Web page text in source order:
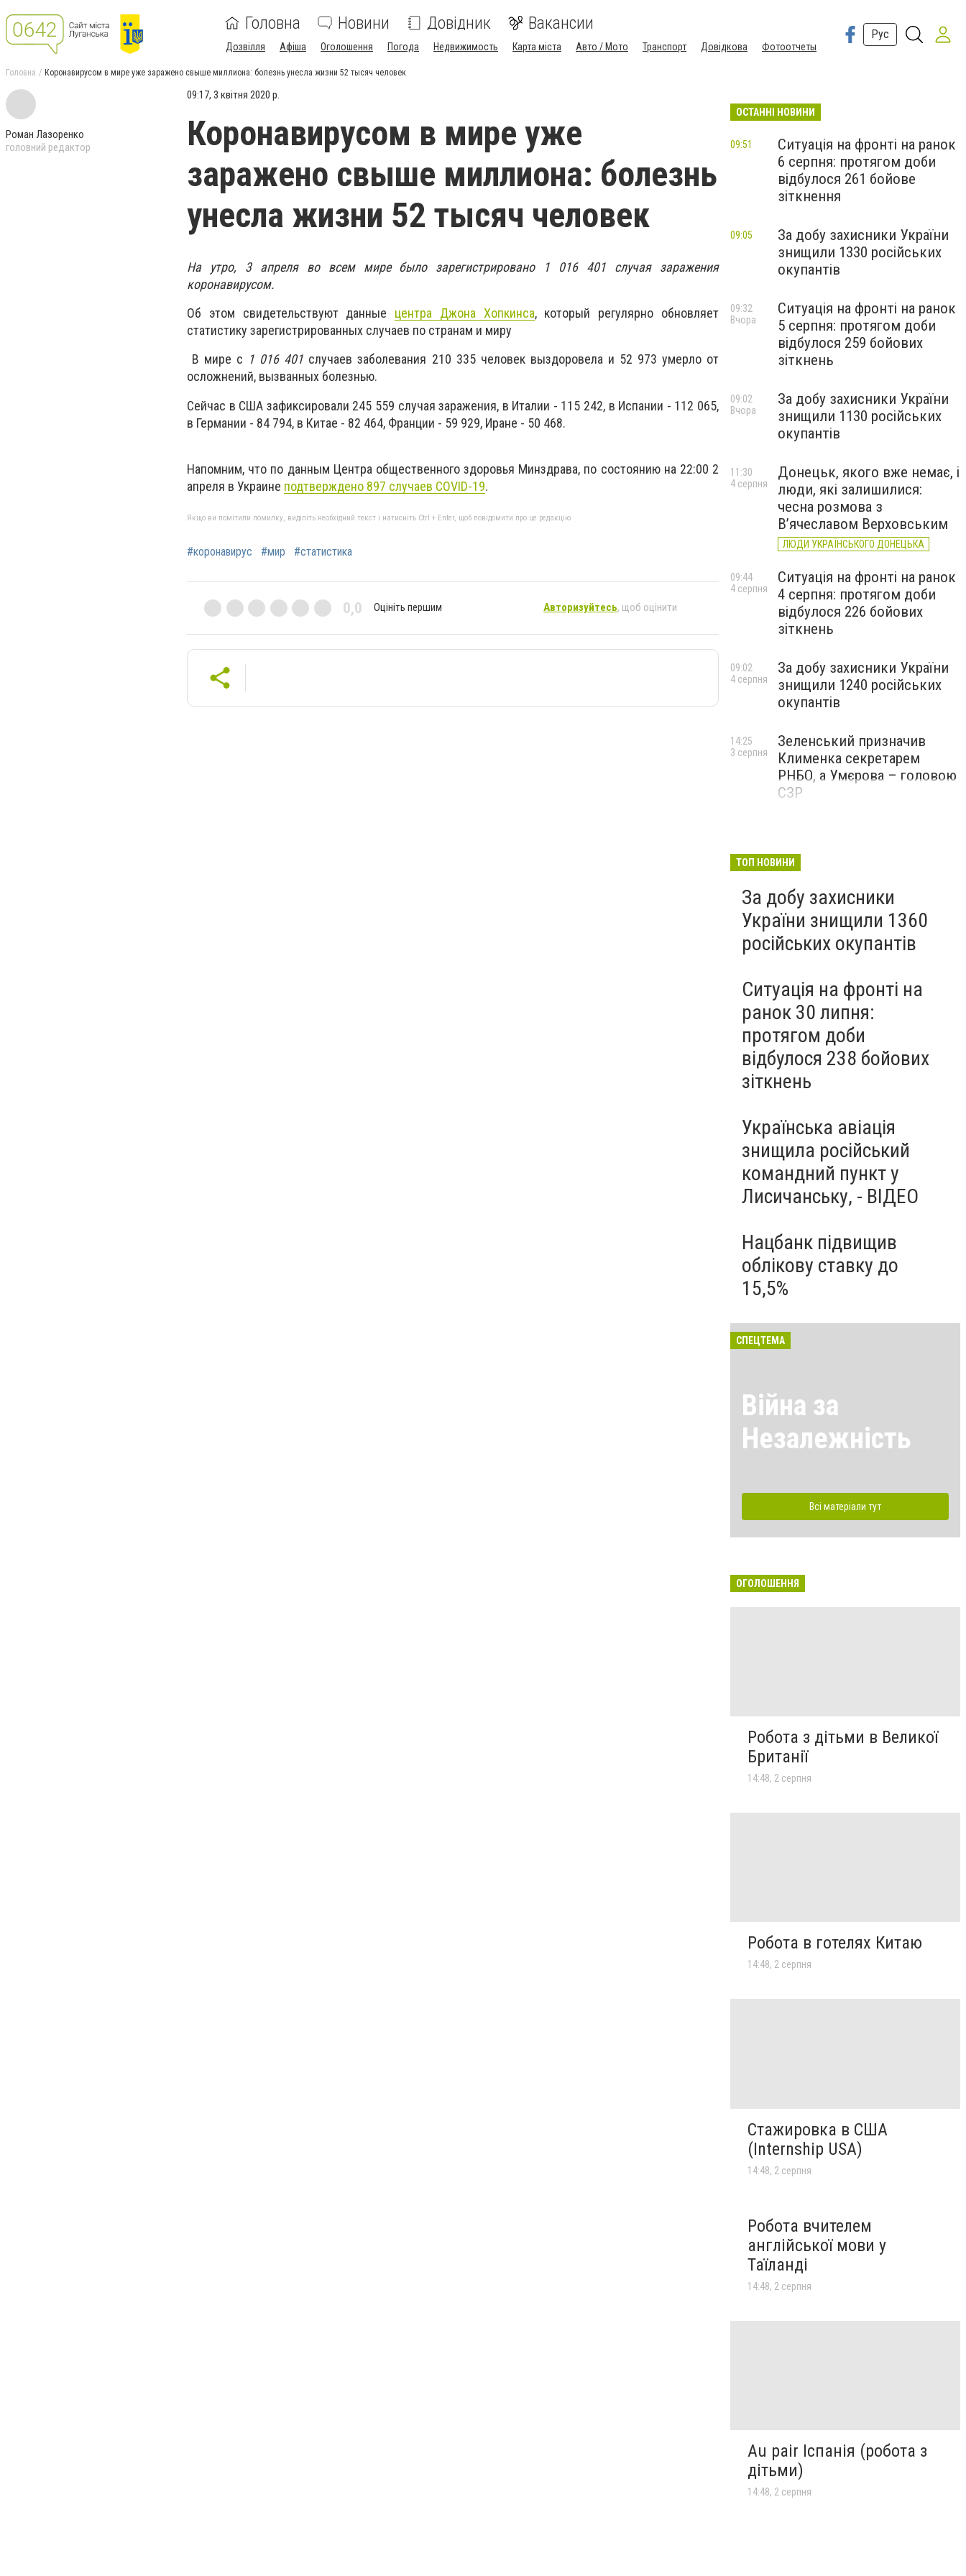
Головна Новини Довідник Вакансии
Дозвілля Афіша Оголошення Погода Недвижимость Карта міста Авто / Мото Транспорт Довідкова Фотоотчеты
Рус
Головна Коронавирусом в мире уже заражено свыше миллиона: болезнь унесла жизни 52 тысяч человек
Роман Лазоренко
головний редактор
09:17, 3 квітня 2020 р.
Коронавирусом в мире уже
заражено свыше миллиона: болезнь
унесла жизни 52 тысяч человек
На утро, 3 апреля во всем мире было зарегистрировано 1 016 401 случая заражения
коронавирусом.
Об этом свидетельствуют данные центра Джона Хопкинса, который регулярно обновляет
статистику зарегистрированных случаев по странам и миру
В мире с 1 016 401 случаев заболевания 210 335 человек выздоровела и 52 973 умерло от
осложнений, вызванных болезнью.
Сейчас в США зафиксировали 245 559 случая заражения, в Италии - 115 242, в Испании - 112 065,
в Германии - 84 794, в Китае - 82 464, Франции - 59 929, Иране - 50 468.
Напомним, что по данным Центра общественного здоровья Минздрава, по состоянию на 22:00 2
апреля в Украине подтверждено 897 случаев COVID-19.
Якщо ви помітили помилку, виділіть необхідний текст і натисніть Ctrl + Enter, щоб повідомити про це редакцію
#коронавирус #мир #статистика
0,0 Оцініть першим Авторизуйтесь, щоб оцінити
ОСТАННІ НОВИНИ
Ситуація на фронті на ранок
6 серпня: протягом доби
відбулося 261 бойове
зіткнення
09:51
За добу захисники України
знищили 1330 російських
окупантів
09:05
Ситуація на фронті на ранок
5 серпня: протягом доби
відбулося 259 бойових
зіткнень
09:32
Вчора
За добу захисники України
знищили 1130 російських
окупантів
09:02
Вчора
Донецьк, якого вже немає, і
люди, які залишилися:
чесна розмова з
В’ячеславом Верховським
ЛЮДИ УКРАЇНСЬКОГО ДОНЕЦЬКА
11:30
4 серпня
Ситуація на фронті на ранок
4 серпня: протягом доби
відбулося 226 бойових
зіткнень
09:44
4 серпня
За добу захисники України
знищили 1240 російських
окупантів
09:02
4 серпня
Зеленський призначив
Клименка секретарем
РНБО, а Умєрова – головою
СЗР
14:25
3 серпня
ТОП НОВИНИ
За добу захисники
України знищили 1360
російських окупантів
Ситуація на фронті на
ранок 30 липня:
протягом доби
відбулося 238 бойових
зіткнень
Українська авіація
знищила російський
командний пункт у
Лисичанську, - ВІДЕО
Нацбанк підвищив
облікову ставку до
15,5%
СПЕЦТЕМА
Війна за
Незалежність
Всі матеріали тут
ОГОЛОШЕННЯ
Робота з дітьми в Великої
Британії
14:48, 2 серпня
Робота в готелях Китаю
14:48, 2 серпня
Стажировка в США
(Internship USA)
14:48, 2 серпня
Робота вчителем
англійської мови у
Таїланді
14:48, 2 серпня
Au pair Іспанія (робота з
дітьми)
14:48, 2 серпня